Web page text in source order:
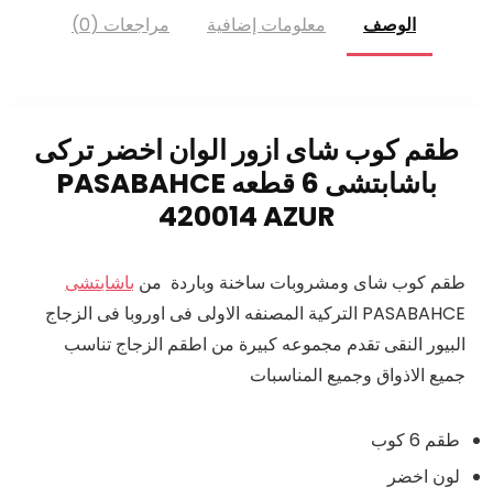
الوصف معلومات إضافية مراجعات (0)
طقم كوب شاى ازور الوان اخضر تركى
باشابتشى 6 قطعه PASABAHCE
420014 AZUR
طقم كوب شاى ومشروبات ساخنة وباردة من باشابتشى
PASABAHCE التركية المصنفه الاولى فى اوروبا فى الزجاج
البيور النقى تقدم مجموعه كبيرة من اطقم الزجاج تناسب
جميع الاذواق وجميع المناسبات
طقم 6 كوب
لون اخضر